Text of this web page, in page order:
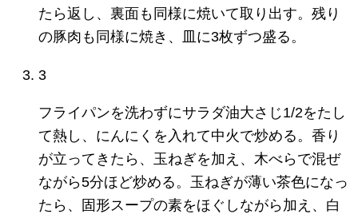
たら返し、裏面も同様に焼いて取り出す。残り
の豚肉も同様に焼き、皿に3枚ずつ盛る。
3
フライパンを洗わずにサラダ油大さじ1/2をたし
て熱し、にんにくを入れて中火で炒める。香り
が立ってきたら、玉ねぎを加え、木べらで混ぜ
ながら5分ほど炒める。玉ねぎが薄い茶色になっ
たら、固形スープの素をほぐしながら加え、白